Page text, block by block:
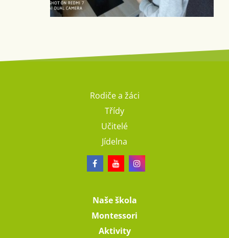
Rodiče a žáci
Třídy
Učitelé
Jídelna
Naše škola
Montessori
Aktivity